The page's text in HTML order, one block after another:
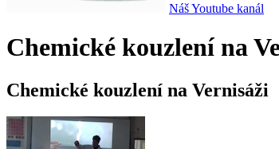
Náš Youtube kanál
Chemické kouzlení na
Chemické kouzlení na Vernisáži